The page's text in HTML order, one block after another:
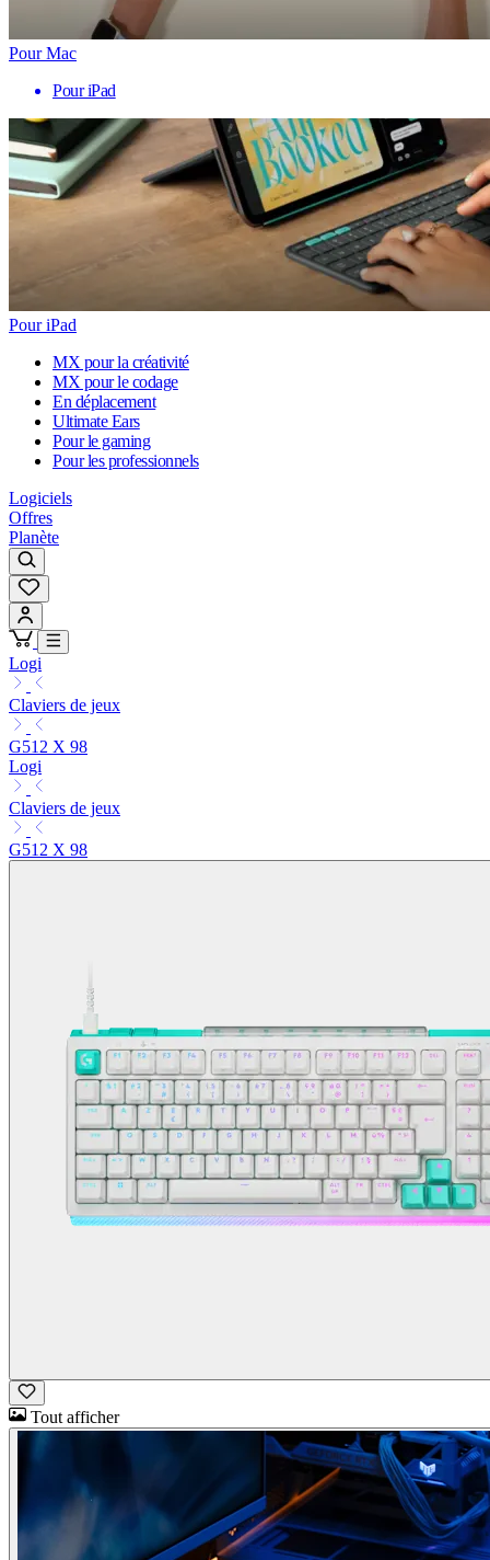
Pour Mac
Pour iPad
Pour iPad
MX pour la créativité
MX pour le codage
En déplacement
Ultimate Ears
Pour le gaming
Pour les professionnels
Logiciels
Offres
Planète
Logi
Claviers de jeux
G512 X 98
Logi
Claviers de jeux
G512 X 98
Tout afficher